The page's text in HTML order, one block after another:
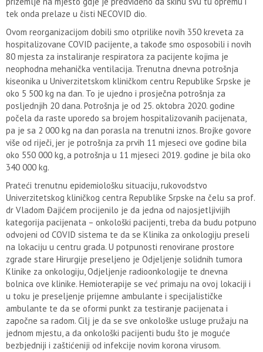
tek onda prelaze u čisti NECOVID dio.
Ovom reorganizacijom dobili smo otprilike novih 350 kreveta za
hospitalizovane COVID pacijente, a takođe smo osposobili i novih
80 mjesta za instaliranje respiratora za pacijente kojima je
neophodna mehanička ventilacija. Trenutna dnevna potrošnja
kiseonika u Univerzitetskom kliničkom centru Republike Srpske je
oko 5 500 kg na dan. To je ujedno i prosječna potrošnja za
posljednjih 20 dana. Potrošnja je od 25. oktobra 2020. godine
počela da raste uporedo sa brojem hospitalizovanih pacijenata,
pa je sa 2 000 kg na dan porasla na trenutni iznos. Brojke govore
više od riječi, jer je potrošnja za prvih 11 mjeseci ove godine bila
oko 550 000 kg, a potrošnja u 11 mjeseci 2019. godine je bila oko
340 000 kg.
Prateći trenutnu epidemiološku situaciju, rukovodstvo
Univerzitetskog kliničkog centra Republike Srpske na čelu sa prof.
dr Vladom Đajićem procijenilo je da jedna od najosjetljivijih
kategorija pacijenata – onkološki pacijenti, treba da budu potpuno
odvojeni od COVID sistema te da se Klinika za onkologiju preseli
na lokaciju u centru grada. U potpunosti renovirane prostore
zgrade stare Hirurgije preseljeno je Odjeljenje solidnih tumora
Klinike za onkologiju, Odjeljenje radioonkologije te dnevna
bolnica ove klinike. Hemioterapije se već primaju na ovoj lokaciji i
u toku je preseljenje prijemne ambulante i specijalističke
ambulante te da se oformi punkt za testiranje pacijenata i
započne sa radom. Cilj je da se sve onkološke usluge pružaju na
jednom mjestu, a da onkološki pacijenti budu što je moguće
bezbjedniji i zaštićeniji od infekcije novim korona virusom.